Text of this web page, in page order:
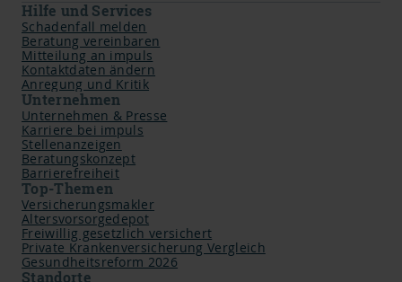
Hilfe und Services
Schadenfall melden
Beratung vereinbaren
Mitteilung an impuls
Kontaktdaten ändern
Anregung und Kritik
Unternehmen
Unternehmen & Presse
Karriere bei impuls
Stellenanzeigen
Beratungskonzept
Barrierefreiheit
Top-Themen
Versicherungsmakler
Altersvorsorgedepot
Freiwillig gesetzlich versichert
Private Krankenversicherung Vergleich
Gesundheitsreform 2026
Standorte